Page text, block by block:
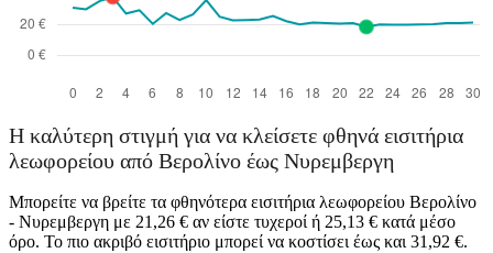
Η καλύτερη στιγμή για να κλείσετε φθηνά εισιτήρια
λεωφορείου από Βερολίνο έως Νυρεμβεργη
Μπορείτε να βρείτε τα φθηνότερα εισιτήρια λεωφορείου Βερολίνο
- Νυρεμβεργη με 21,26 € αν είστε τυχεροί ή 25,13 € κατά μέσο
όρο. Το πιο ακριβό εισιτήριο μπορεί να κοστίσει έως και 31,92 €.